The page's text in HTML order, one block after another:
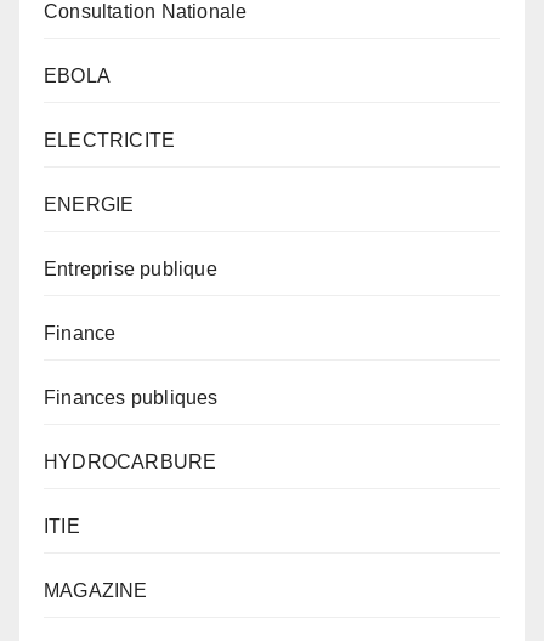
Consultation Nationale
EBOLA
ELECTRICITE
ENERGIE
Entreprise publique
Finance
Finances publiques
HYDROCARBURE
ITIE
MAGAZINE